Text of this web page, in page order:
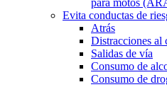
para motos
Evita conductas de
Atrás
Distracciones al
Salidas de vía
Consumo de
Consumo de